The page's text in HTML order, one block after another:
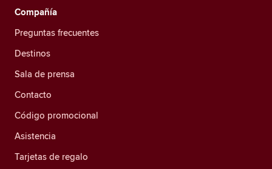
Compañía
Preguntas frecuentes
Destinos
Sala de prensa
Contacto
Código promocional
Asistencia
Tarjetas de regalo